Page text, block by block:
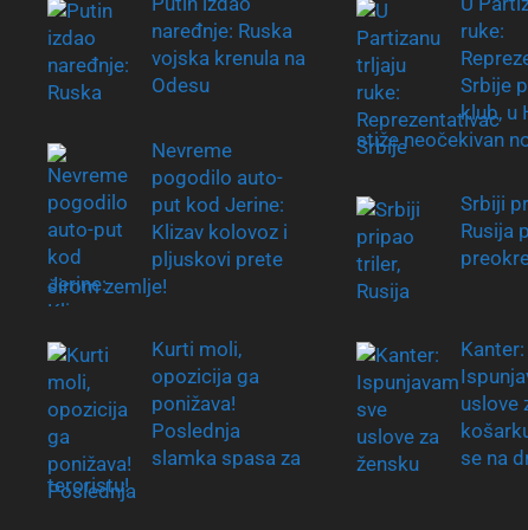
naređnje: Ruska
vojska krenula na
Odesu
Nevreme
pogodilo auto-
put kod Jerine:
Klizav kolovoz i
pljuskovi prete
širom zemlje!
Kurti moli,
opozicija ga
ponižava!
Poslednja
slamka spasa za
teroristu!
ruke:
Srbije
klub, u
stiže neočekivan
Srbiji
Rusija
Kanter:
uslove
se na